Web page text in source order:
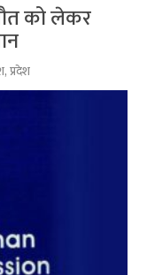
को लेकर
,प्रदेश